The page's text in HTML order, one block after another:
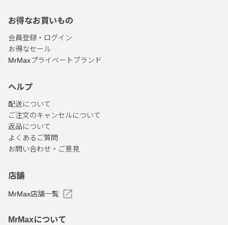
お得なお買いもの
会員登録・ログイン
お得なセール
MrMaxプライベートブランド
ヘルプ
配送について
ご注文のキャンセルについて
返品について
よくあるご質問
お問い合わせ・ご意見
店舗
MrMax店舗一覧
MrMaxについて